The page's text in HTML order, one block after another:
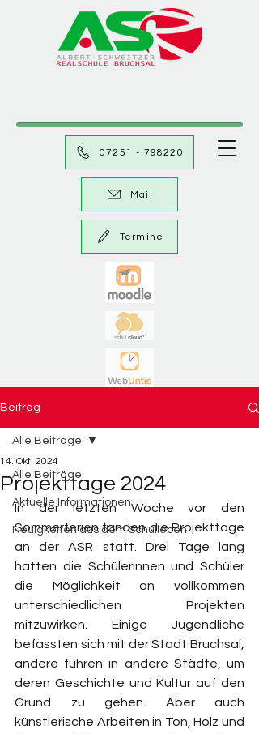
Mail
07251 - 798220
Termine
Beitrag
Alle Beiträge
Aktuelle Informationen
Neuigkeiten aus dem Schulleben
Alle Beiträge
Projekttage 2024
14. Okt. 2024
In der letzten Woche vor den
Sommerferien fanden die Projekttage
an der ASR statt. Drei Tage lang
hatten die Schülerinnen und Schüler
die Möglichkeit an vollkommen
unterschiedlichen Projekten
mitzuwirken. Einige Jugendliche
befassten sich mit der Stadt Bruchsal,
andere fuhren in andere Städte, um
deren Geschichte und Kultur auf den
Grund zu gehen. Aber auch
künstlerische Arbeiten in Ton, Holz und